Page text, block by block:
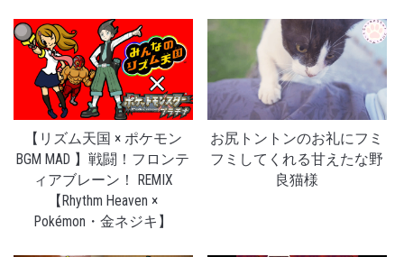
【リズム天国 × ポケモン
BGM MAD 】戦闘！フロンテ
ィアブレーン！ REMIX
【Rhythm Heaven ×
Pokémon・金ネジキ】
お尻トントンのお礼にフミ
フミしてくれる甘えたな野
良猫様